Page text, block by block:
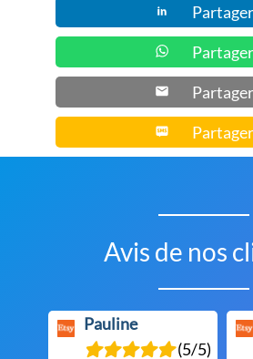
Partager
Partager
Partager
Partager
Avis de nos
Pauline
(5/5)